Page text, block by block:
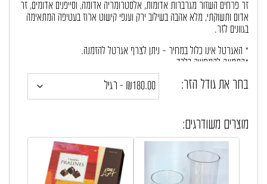
זר פרחים השזור מגרברות אדומות, אלסטרומריה אדומה, וסייפנים אדומים, זר
אדום ותשוקתי, מלא אהבה בשילוב ירק וענפי קישוט ארוז בעטיפה המתאימה
בגוונים לזר.
* האגרטל אינו כלול במחיר – ניתן לצרף אגרטל להזמנה.
*התמונה להמחשה בלבד.
* * ייתכנו שינויים בהרכב הזר בהתאם למלאי, לעונה ואופי הפרח
במידה וחלק מהפרחים חסרים במלאי ישולבו פרחים דומים ככל האפשר
בחר את גודל הזר:
מוצרים משודרגים: